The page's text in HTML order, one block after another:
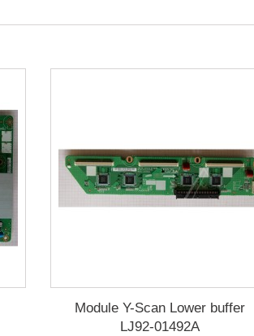
Module Y-Scan Lower buffer
LJ92-01492A